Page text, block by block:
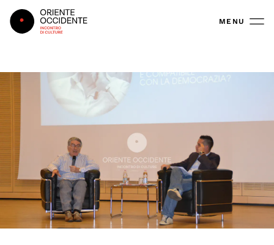
Oriente Occidente MENU